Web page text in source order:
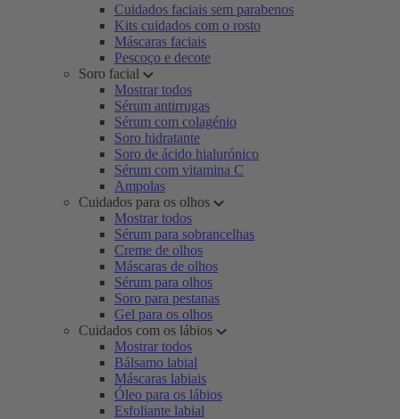
Cuidados faciais sem parabenos
Kits cuidados com o rosto
Máscaras faciais
Pescoço e decote
Soro facial
Mostrar todos
Sérum antirrugas
Sérum com colagénio
Soro hidratante
Soro de ácido hialurónico
Sérum com vitamina C
Ampolas
Cuidados para os olhos
Mostrar todos
Sérum para sobrancelhas
Creme de olhos
Máscaras de olhos
Sérum para olhos
Soro para pestanas
Gel para os olhos
Cuidados com os lábios
Mostrar todos
Bálsamo labial
Máscaras labiais
Óleo para os lábios
Esfoliante labial